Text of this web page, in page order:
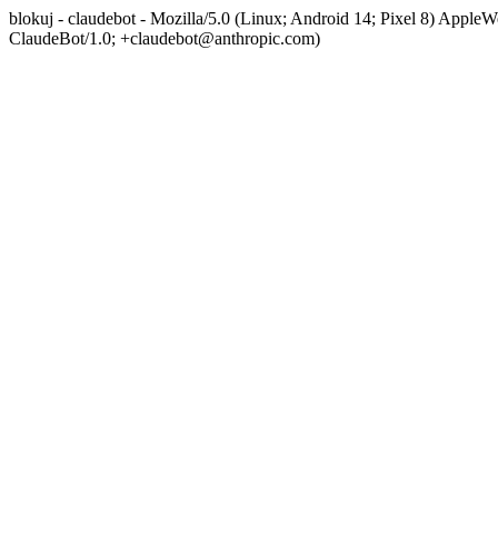
blokuj - claudebot - Mozilla/5.0 (Linux; Android 14; Pixel 8)
ClaudeBot/1.0; +claudebot@anthropic.com)